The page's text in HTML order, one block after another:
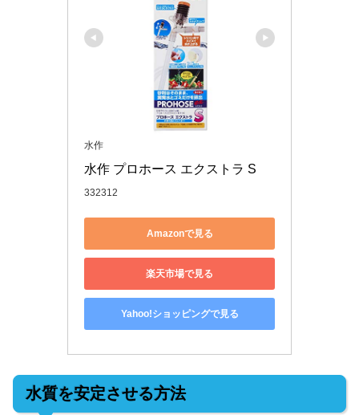
水作
水作 プロホース エクストラ S
332312
Amazonで見る
楽天市場で見る
Yahoo!ショッピングで見る
水質を安定させる方法